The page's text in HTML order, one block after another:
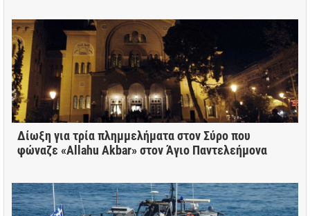
Δίωξη για τρία πλημμελήματα στον Σύρο που
φώναζε «Allahu Akbar» στον Άγιο Παντελεήμονα